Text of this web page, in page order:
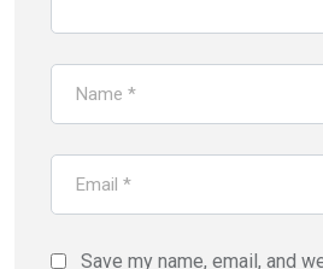
Save my name, email, and